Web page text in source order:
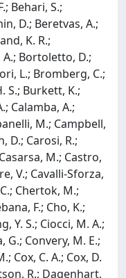
Behari, S.;
D.; Beretvas, A.;
K. R.;
A.; Bortoletto, D.;
L.; Bromberg, C.;
S.; Burkett, K.;
Calamba, A.;
M.; Campbell,
D.; Carosi, R.;
M.; Castro,
V.; Cavalli-Sforza,
Chertok, M.;
F.; Cho, K.;
Y. S.; Ciocci, M. A.;
G.; Convery, M. E.;
Cox, C. A.; Cox, D.
R.; Dagenhart,